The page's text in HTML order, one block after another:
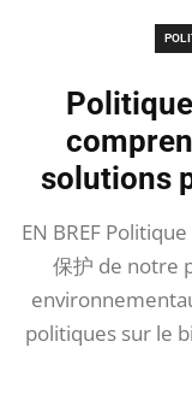
solutions
EN BREF
保护 de notre
politiques sur le